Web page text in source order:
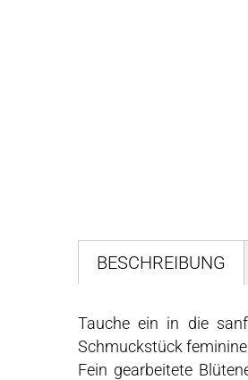
BESCHREIBUNG
Tauche ein in die
Schmuckstück
Fein gearbeitete